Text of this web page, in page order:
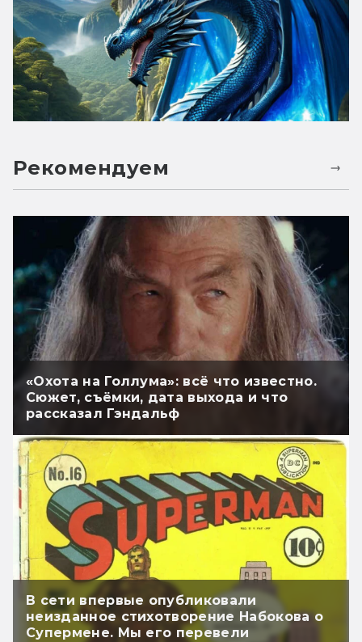
Рекомендуем
«Охота на Голлума»: всё что известно.
Сюжет, съёмки, дата выхода и что
рассказал Гэндальф
В сети впервые опубликовали
неизданное стихотворение Набокова о
Супермене. Мы его перевели